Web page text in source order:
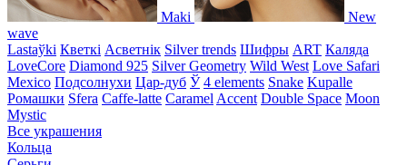
Maki
New
wave
Lastaўki Кветкі Асветнiк Silver trends Шифры ART Каляда
LoveCore Diamond 925 Silver Geometry Wild West Love Safari
Mexico Подсолнухи Цар-дуб Ў 4 elements Snake Kupalle
Ромашки Sfera Caffe-latte Caramel Accent Double Space Moon
Mystic
Все украшения
Кольца